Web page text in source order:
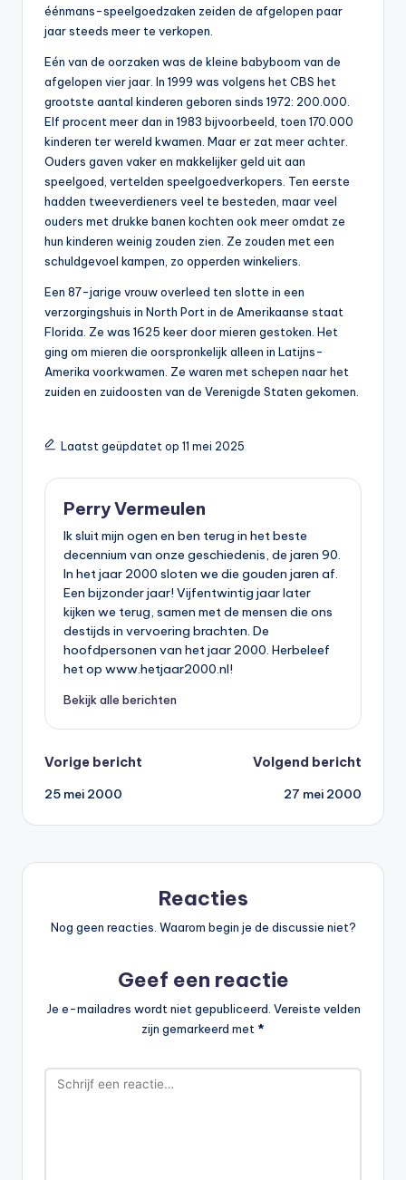
éénmans-speelgoedzaken zeiden de afgelopen paar
jaar steeds meer te verkopen.
Eén van de oorzaken was de kleine babyboom van de
afgelopen vier jaar. In 1999 was volgens het CBS het
grootste aantal kinderen geboren sinds 1972: 200.000.
Elf procent meer dan in 1983 bijvoorbeeld, toen 170.000
kinderen ter wereld kwamen. Maar er zat meer achter.
Ouders gaven vaker en makkelijker geld uit aan
speelgoed, vertelden speelgoedverkopers. Ten eerste
hadden tweeverdieners veel te besteden, maar veel
ouders met drukke banen kochten ook meer omdat ze
hun kinderen weinig zouden zien. Ze zouden met een
schuldgevoel kampen, zo opperden winkeliers.
Een 87-jarige vrouw overleed ten slotte in een
verzorgingshuis in North Port in de Amerikaanse staat
Florida. Ze was 1625 keer door mieren gestoken. Het
ging om mieren die oorspronkelijk alleen in Latijns-
Amerika voorkwamen. Ze waren met schepen naar het
zuiden en zuidoosten van de Verenigde Staten gekomen.
Laatst geüpdatet op 11 mei 2025
Perry Vermeulen
Ik sluit mijn ogen en ben terug in het beste
decennium van onze geschiedenis, de jaren 90.
In het jaar 2000 sloten we die gouden jaren af.
Een bijzonder jaar! Vijfentwintig jaar later
kijken we terug, samen met de mensen die ons
destijds in vervoering brachten. De
hoofdpersonen van het jaar 2000. Herbeleef
het op www.hetjaar2000.nl!
Bekijk alle berichten
Bericht
navigatie
Vorige bericht
25 mei 2000
Volgend bericht
27 mei 2000
Reacties
Nog geen reacties. Waarom begin je de discussie niet?
Geef een reactie
Je e-mailadres wordt niet gepubliceerd. Vereiste velden
zijn gemarkeerd met *